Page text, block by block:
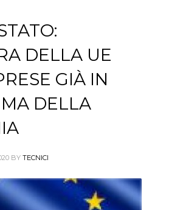
DELLA UE
GIÀ IN
DELLA
BY TECNICI